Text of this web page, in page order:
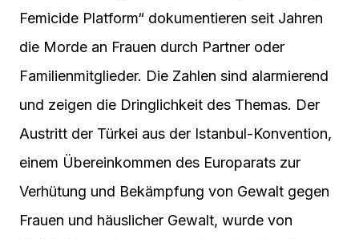
Femicide Platform“ dokumentieren seit Jahren
die Morde an Frauen durch Partner oder
Familienmitglieder. Die Zahlen sind alarmierend
und zeigen die Dringlichkeit des Themas. Der
Austritt der Türkei aus der Istanbul-Konvention,
einem Übereinkommen des Europarats zur
Verhütung und Bekämpfung von Gewalt gegen
Frauen und häuslicher Gewalt, wurde von